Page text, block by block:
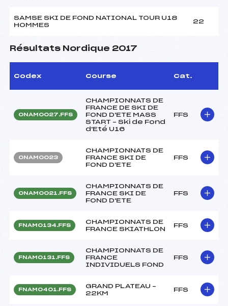
SAMSE SKI DE FOND NATIONAL TOUR U18
HOMMES
22
Résultats Nordique 2017
Codex Course Cat.
ONAM0027.FFS
CHAMPIONNATS DE
FRANCE DE SKI DE
FOND D'ETE MASS
START – Ski de Fond
d'Eté U16
FFS
ONAM0023
CHAMPIONNATS DE
FRANCE SKI DE
FOND D'ETE
FFS
ONAM0021.FFS
CHAMPIONNATS DE
FRANCE SKI DE
FOND D'ETE
FFS
FNAM0134.FFS
CHAMPIONNATS DE
FRANCE SKIATHLON
FFS
FNAM0131.FFS
CHAMPIONNATS DE
FRANCE
INDIVIDUELS FOND
FFS
FNAM0401.FFS
GRAND PLATEAU –
22KM
FFS